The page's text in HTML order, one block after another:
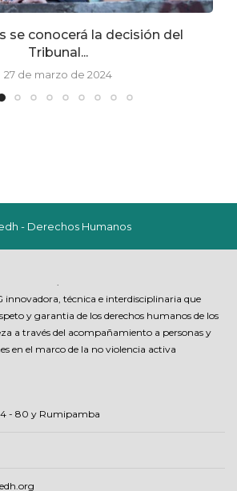
se conocerá la decisión del
Tribunal...
27 de marzo de 2024
- Derechos Humanos
.
innovadora, técnica e interdisciplinaria que
y garantia de los derechos humanos de los
a través del acompañamiento a personas y
en el marco de la no violencia activa
- 80 y Rumipamba